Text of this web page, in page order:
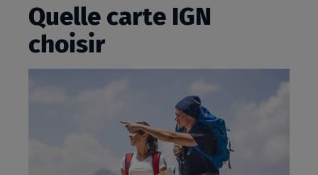
Quelle carte IGN
choisir